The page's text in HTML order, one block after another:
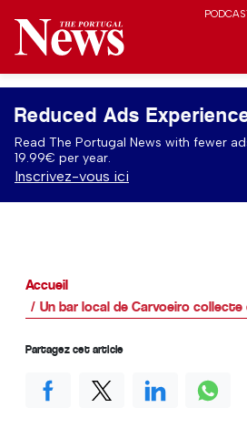
Reduced Ads
Read The Portugal News with fewer
19.99€ per year.
Inscrivez-vous ici
Accueil
Un bar local de Carvoeiro
Partagez cet article